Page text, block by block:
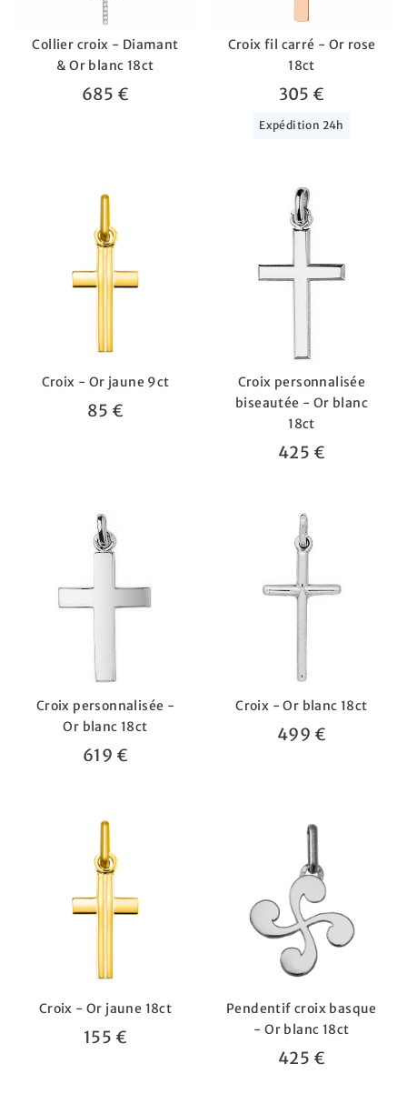
Collier croix - Diamant
& Or blanc 18ct
685 €
Croix fil carré - Or rose
18ct
305 €
Expédition 24h
Croix - Or jaune 9ct
85 €
Croix personnalisée
biseautée - Or blanc
18ct
425 €
Croix personnalisée -
Or blanc 18ct
619 €
Croix - Or blanc 18ct
499 €
Croix - Or jaune 18ct
155 €
Pendentif croix basque
- Or blanc 18ct
425 €